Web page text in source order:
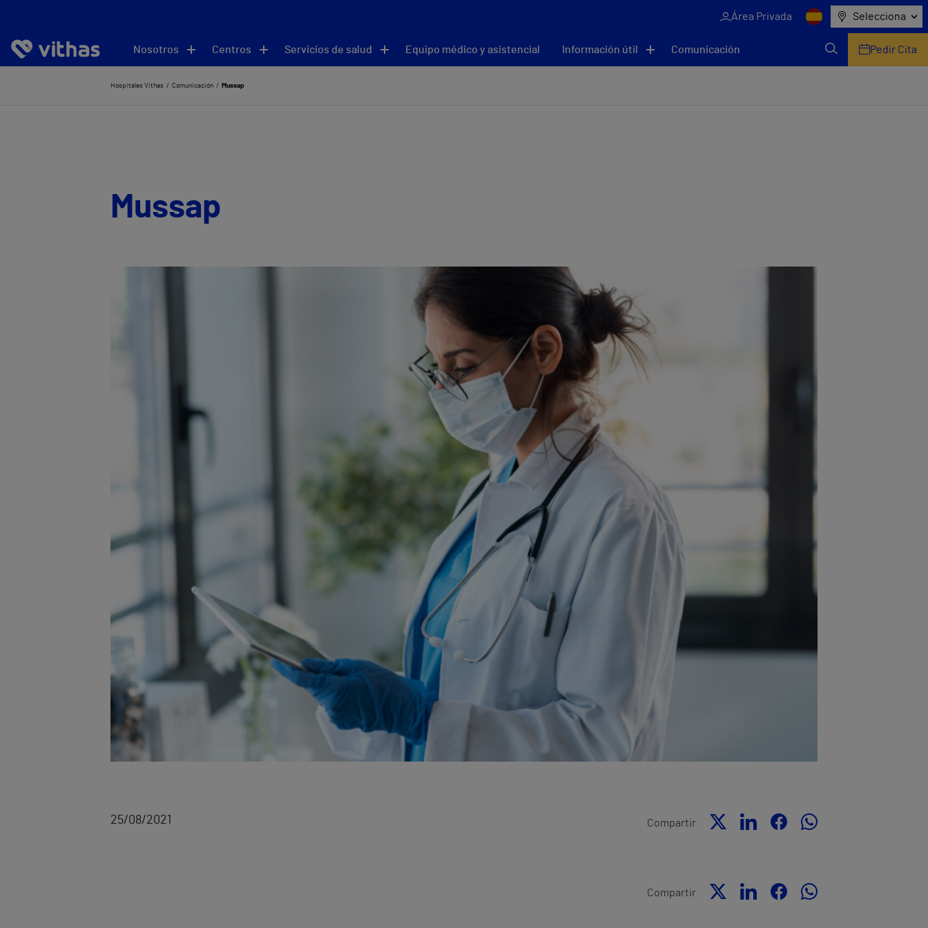
Área Privada Selecciona
Nosotros Centros Servicios de salud Equipo médico y asistencial Información útil Comunicación Pedir Cita
Hospitales Vithas Comunicación Mussap
Mussap
25/08/2021 Compartir
Compartir